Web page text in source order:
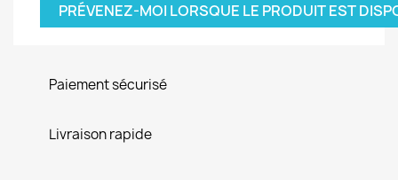
PRÉVENEZ-MOI LORSQUE LE PRODUIT EST
Paiement sécurisé
Livraison rapide